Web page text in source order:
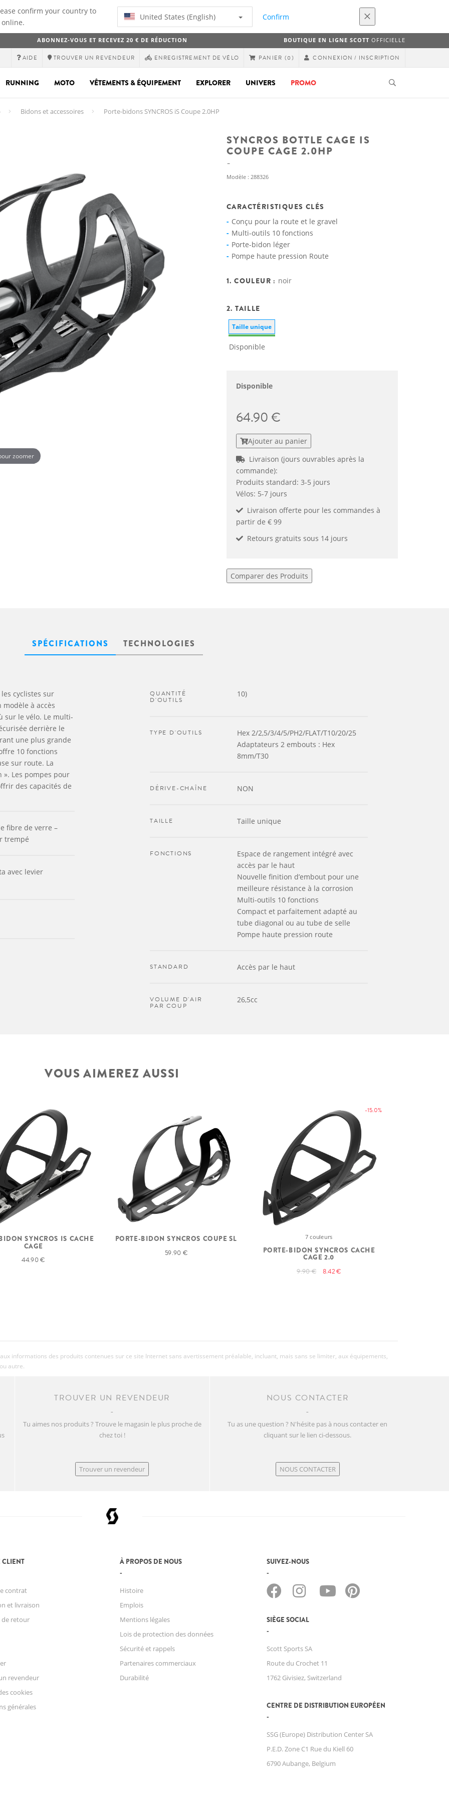
confirm your country to
United States (English) Confirm
ABONNEZ-VOUS ET RECEVEZ 20 € DE RÉDUCTION BOUTIQUE EN LIGNE SCOTTOFFICIELLE
AIDE TROUVER UN REVENDEUR ENREGISTREMENT DE VÉLO PANIER (0) CONNEXION / INSCRIPTION
RUNNING MOTO VÊTEMENTS & ÉQUIPEMENT EXPLORER UNIVERS PROMO
Bidons et accessoires Porte-bidons SYNCROS iS Coupe 2.0HP
SYNCROS BOTTLE CAGE IS
COUPE CAGE 2.0HP
Modèle : 288326
zoomer
CARACTÉRISTIQUES CLÉS
Conçu pour la route et le gravel
Multi-outils 10 fonctions
Porte-bidon léger
Pompe haute pression Route
1. COULEUR : noir
2. TAILLE
Taille unique
Disponible
Disponible
64.90 €
Ajouter au panier
Livraison (jours ouvrables après la
commande):
Produits standard: 3-5 jours
Vélos: 5-7 jours
Livraison offerte pour les commandes à
partir de € 99
Retours gratuits sous 14 jours
Comparer des Produits
SPÉCIFICATIONS TECHNOLOGIES
cyclistes sur
à accès
sur le vélo. Le multi-
derrière le
une plus grande
10 fonctions
sur route. La
». Les pompes pour
des capacités de
fibre de verre –
trempé
avec levier
QUANTITÉ
D'OUTILS
10)
TYPE D'OUTILS
Hex 2/2,5/3/4/5/PH2/FLAT/T10/20/25
Adaptateurs 2 embouts : Hex
8mm/T30
DÉRIVE-CHAÎNE NON
TAILLE Taille unique
FONCTIONS
Espace de rangement intégré avec
accès par le haut
Nouvelle finition d’embout pour une
meilleure résistance à la corrosion
Multi-outils 10 fonctions
Compact et parfaitement adapté au
tube diagonal ou au tube de selle
Pompe haute pression route
STANDARD Accès par le haut
VOLUME D'AIR
PAR COUP
26,5cc
VOUS AIMEREZ AUSSI
SYNCROS IS CACHE
CAGE
44.90 €
PORTE-BIDON SYNCROS COUPE SL
59.90 €
-15.0%
7 couleurs
PORTE-BIDON SYNCROS CACHE
CAGE 2.0
9.90 € 8.42 €
informations des produits contenues sur ce site Internet sans avertissement préalable, incluant, mais sans se limiter, aux équipements,
autre.
TROUVER UN REVENDEUR
Tu aimes nos produits ? Trouve le magasin le plus proche de
chez toi !
Trouver un revendeur
NOUS CONTACTER
Tu as une question ? N'hésite pas à nous contacter en
cliquant sur le lien ci-dessous.
NOUS CONTACTER
CLIENT
contrat
et livraison
de retour
revendeur
cookies
générales
À PROPOS DE NOUS
Histoire
Emplois
Mentions légales
Lois de protection des données
Sécurité et rappels
Partenaires commerciaux
Durabilité
SUIVEZ-NOUS
SIÈGE SOCIAL
Scott Sports SA
Route du Crochet 11
1762 Givisiez, Switzerland
CENTRE DE DISTRIBUTION EUROPÉEN
SSG (Europe) Distribution Center SA
P.E.D. Zone C1 Rue du Kiell 60
6790 Aubange, Belgium